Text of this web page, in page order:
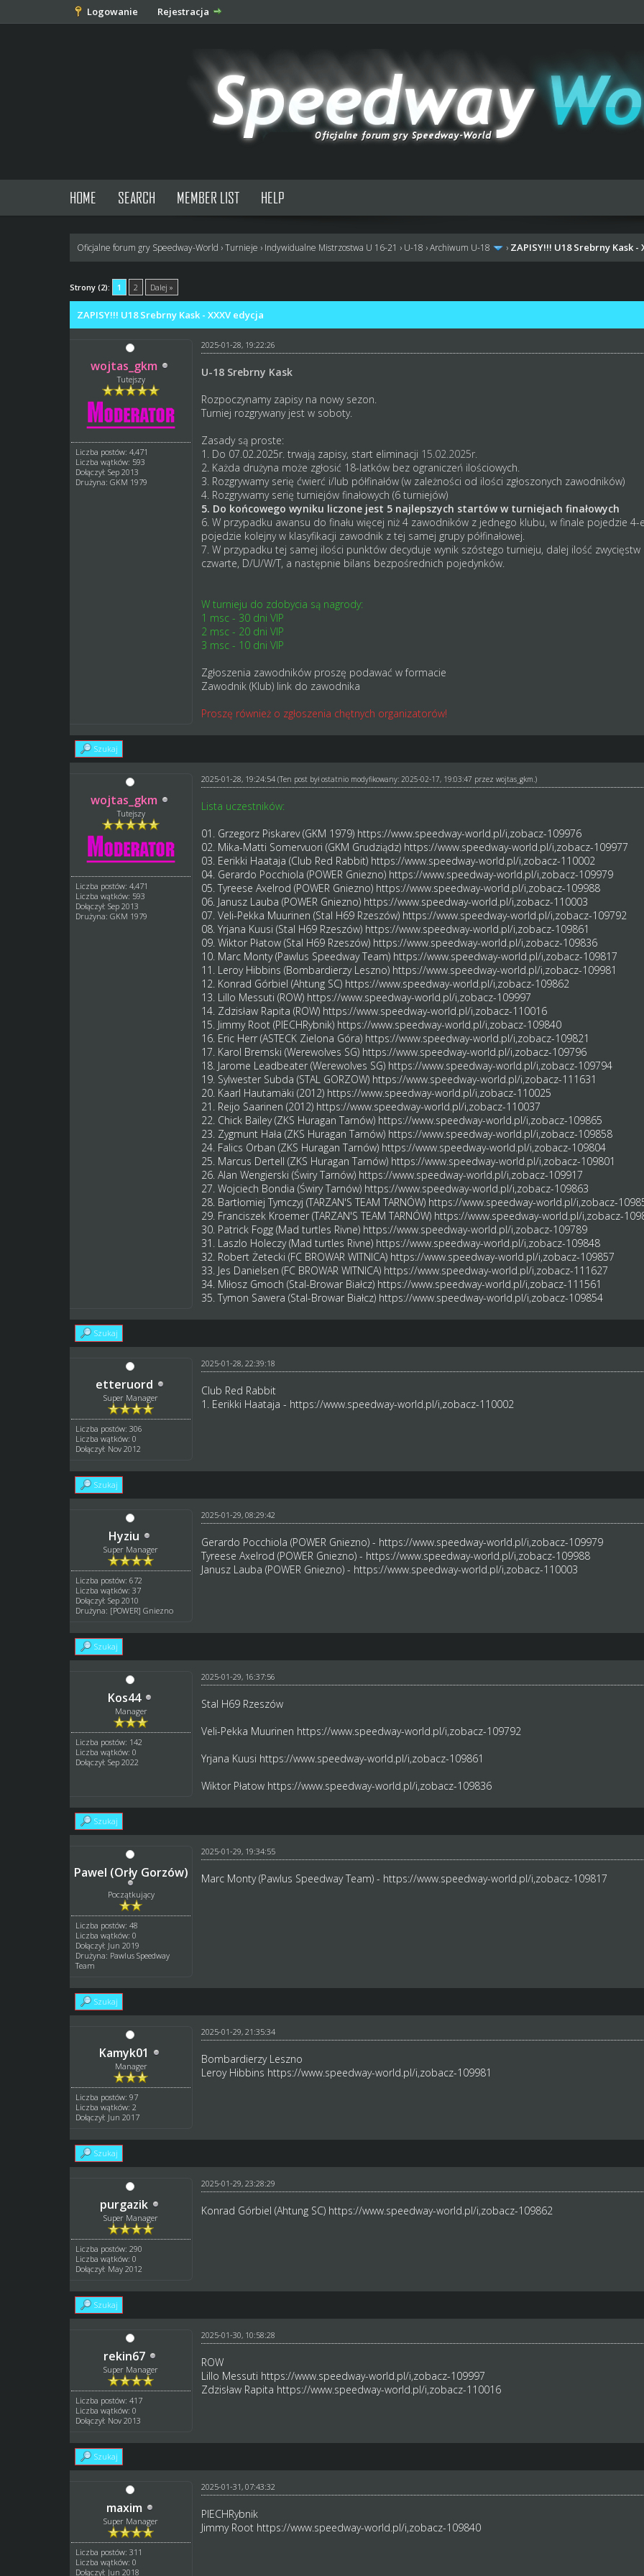
Logowanie Rejestracja
HOME SEARCH MEMBER LIST HELP
Oficjalne forum gry Speedway-World ›Turnieje › Indywidualne Mistrzostwa U 16-21 › U-18 ›Archiwum U-18 › ZAPISY!!! U18 Srebrny Kask -
Strony (2): 1 2 Dalej »
głosów - średnia: 0
ZAPISY!!! U18 Srebrny Kask - XXXV edycja
wojtas_gkm
Tutejszy
Liczba postów: 4,471
Liczba wątków: 593
Dołączył: Sep 2013
Drużyna: GKM 1979
2025-01-28, 19:22:26
U-18 Srebrny Kask
Rozpoczynamy zapisy na nowy sezon.
Turniej rozgrywany jest w soboty.
Zasady są proste:
1. Do 07.02.2025r. trwają zapisy, start eliminacji 15.02.2025r.
2. Każda drużyna może zgłosić 18-latków bez ograniczeń ilościowych.
3. Rozgrywamy serię ćwierć i/lub półfinałów (w zależności od ilości zgłoszonych zawodników)
4. Rozgrywamy serię turniejów finałowych (6 turniejów)
5. Do końcowego wyniku liczone jest 5 najlepszych startów w turniejach finałowych
6. W przypadku awansu do finału więcej niż 4 zawodników z jednego klubu, w finale pojedzie
pojedzie kolejny w klasyfikacji zawodnik z tej samej grupy półfinałowej.
7. W przypadku tej samej ilości punktów decyduje wynik szóstego turnieju, dalej ilość
czwarte, D/U/W/T, a następnie bilans bezpośrednich pojedynków.
W turnieju do zdobycia są nagrody:
1 msc - 30 dni VIP
2 msc - 20 dni VIP
3 msc - 10 dni VIP
Zgłoszenia zawodników proszę podawać w formacie
Zawodnik (Klub) link do zawodnika
Proszę również o zgłoszenia chętnych organizatorów!
Szukaj
wojtas_gkm
Tutejszy
Liczba postów: 4,471
Liczba wątków: 593
Dołączył: Sep 2013
Drużyna: GKM 1979
2025-01-28, 19:24:54 (Ten post był ostatnio modyfikowany: 2025-02-17, 19:03:47 przez wojtas_gkm .)
Lista uczestników:
01. Grzegorz Piskarev (GKM 1979) https://www.speedway-world.pl/i,zobacz-109976
02. Mika-Matti Somervuori (GKM Grudziądz) https://www.speedway-world.pl/i,zobacz-109977
03. Eerikki Haataja (Club Red Rabbit) https://www.speedway-world.pl/i,zobacz-110002
04. Gerardo Pocchiola (POWER Gniezno) https://www.speedway-world.pl/i,zobacz-109979
05. Tyreese Axelrod (POWER Gniezno) https://www.speedway-world.pl/i,zobacz-109988
06. Janusz Lauba (POWER Gniezno) https://www.speedway-world.pl/i,zobacz-110003
07. Veli-Pekka Muurinen (Stal H69 Rzeszów) https://www.speedway-world.pl/i,zobacz-109792
08. Yrjana Kuusi (Stal H69 Rzeszów) https://www.speedway-world.pl/i,zobacz-109861
09. Wiktor Płatow (Stal H69 Rzeszów) https://www.speedway-world.pl/i,zobacz-109836
10. Marc Monty (Pawlus Speedway Team) https://www.speedway-world.pl/i,zobacz-109817
11. Leroy Hibbins (Bombardierzy Leszno) https://www.speedway-world.pl/i,zobacz-109981
12. Konrad Górbiel (Ahtung SC) https://www.speedway-world.pl/i,zobacz-109862
13. Lillo Messuti (ROW) https://www.speedway-world.pl/i,zobacz-109997
14. Zdzisław Rapita (ROW) https://www.speedway-world.pl/i,zobacz-110016
15. Jimmy Root (PIECHRybnik) https://www.speedway-world.pl/i,zobacz-109840
16. Eric Herr (ASTECK Zielona Góra) https://www.speedway-world.pl/i,zobacz-109821
17. Karol Bremski (Werewolves SG) https://www.speedway-world.pl/i,zobacz-109796
18. Jarome Leadbeater (Werewolves SG) https://www.speedway-world.pl/i,zobacz-109794
19. Sylwester Subda (STAL GORZOW) https://www.speedway-world.pl/i,zobacz-111631
20. Kaarl Hautamäki (2012) https://www.speedway-world.pl/i,zobacz-110025
21. Reijo Saarinen (2012) https://www.speedway-world.pl/i,zobacz-110037
22. Chick Bailey (ZKS Huragan Tarnów) https://www.speedway-world.pl/i,zobacz-109865
23. Zygmunt Hała (ZKS Huragan Tarnów) https://www.speedway-world.pl/i,zobacz-109858
24. Falics Orban (ZKS Huragan Tarnów) https://www.speedway-world.pl/i,zobacz-109804
25. Marcus Dertell (ZKS Huragan Tarnów) https://www.speedway-world.pl/i,zobacz-109801
26. Alan Wengierski (Świry Tarnów) https://www.speedway-world.pl/i,zobacz-109917
27. Wojciech Bondia (Świry Tarnów) https://www.speedway-world.pl/i,zobacz-109863
28. Bartłomiej Tymczyj (TARZAN'S TEAM TARNÓW) https://www.speedway-world.pl/i,zobacz-
29. Franciszek Kroemer (TARZAN'S TEAM TARNÓW) https://www.speedway-world.pl/i,zobacz-
30. Patrick Fogg (Mad turtles Rivne) https://www.speedway-world.pl/i,zobacz-109789
31. Laszlo Holeczy (Mad turtles Rivne) https://www.speedway-world.pl/i,zobacz-109848
32. Robert Żetecki (FC BROWAR WITNICA) https://www.speedway-world.pl/i,zobacz-109857
33. Jes Danielsen (FC BROWAR WITNICA) https://www.speedway-world.pl/i,zobacz-111627
34. Miłosz Gmoch (Stal-Browar Białcz) https://www.speedway-world.pl/i,zobacz-111561
35. Tymon Sawera (Stal-Browar Białcz) https://www.speedway-world.pl/i,zobacz-109854
Szukaj
etteruord
Super Manager
Liczba postów: 306
Liczba wątków: 0
Dołączył: Nov 2012
2025-01-28, 22:39:18
Club Red Rabbit
1. Eerikki Haataja - https://www.speedway-world.pl/i,zobacz-110002
Szukaj
Hyziu
Super Manager
Liczba postów: 672
Liczba wątków: 37
Dołączył: Sep 2010
Drużyna: [POWER] Gniezno
2025-01-29, 08:29:42
Gerardo Pocchiola (POWER Gniezno) - https://www.speedway-world.pl/i,zobacz-109979
Tyreese Axelrod (POWER Gniezno) - https://www.speedway-world.pl/i,zobacz-109988
Janusz Lauba (POWER Gniezno) - https://www.speedway-world.pl/i,zobacz-110003
Szukaj
Kos44
Manager
Liczba postów: 142
Liczba wątków: 0
Dołączył: Sep 2022
2025-01-29, 16:37:56
Stal H69 Rzeszów
Veli-Pekka Muurinen https://www.speedway-world.pl/i,zobacz-109792
Yrjana Kuusi https://www.speedway-world.pl/i,zobacz-109861
Wiktor Płatow https://www.speedway-world.pl/i,zobacz-109836
Szukaj
Pawel (Orły Gorzów)
Początkujący
Liczba postów: 48
Liczba wątków: 0
Dołączył: Jun 2019
Drużyna: Pawlus Speedway
Team
2025-01-29, 19:34:55
Marc Monty (Pawlus Speedway Team) - https://www.speedway-world.pl/i,zobacz-109817
Szukaj
Kamyk01
Manager
Liczba postów: 97
Liczba wątków: 2
Dołączył: Jun 2017
2025-01-29, 21:35:34
Bombardierzy Leszno
Leroy Hibbins https://www.speedway-world.pl/i,zobacz-109981
Szukaj
purgazik
Super Manager
Liczba postów: 290
Liczba wątków: 0
Dołączył: May 2012
2025-01-29, 23:28:29
Konrad Górbiel (Ahtung SC) https://www.speedway-world.pl/i,zobacz-109862
Szukaj
rekin67
Super Manager
Liczba postów: 417
Liczba wątków: 0
Dołączył: Nov 2013
2025-01-30, 10:58:28
ROW
Lillo Messuti https://www.speedway-world.pl/i,zobacz-109997
Zdzisław Rapita https://www.speedway-world.pl/i,zobacz-110016
Szukaj
maxim
Super Manager
Liczba postów: 311
Liczba wątków: 0
Dołączył: Jun 2018
2025-01-31, 07:43:32
PIECHRybnik
Jimmy Root https://www.speedway-world.pl/i,zobacz-109840